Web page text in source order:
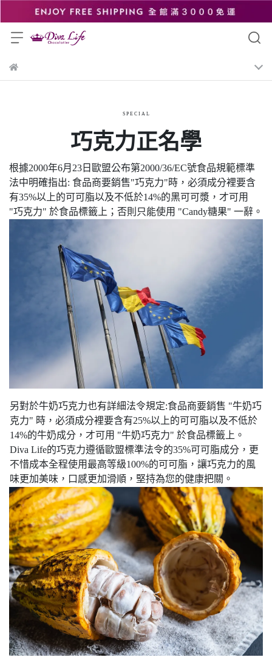
S P E C I A L
巧克力正名學
根據2000年6月23日歐盟公布第2000/36/EC號食品規範標準
法中明確指出: 食品商要銷售"巧克力"時，必須成分裡要含
有35%以上的可可脂以及不低於14%的黑可可漿，才可用
"巧克力" 於食品標籤上；否則只能使用 "Candy糖果" 一辭。
另對於牛奶巧克力也有詳細法令規定:食品商要銷售 "牛奶巧
克力" 時，必須成分裡要含有25%以上的可可脂以及不低於
14%的牛奶成分，才可用 "牛奶巧克力" 於食品標籤上。
Diva Life的巧克力遵循歐盟標準法令的35%可可脂成分，更
不惜成本全程使用最高等級100%的可可脂，讓巧克力的風
味更加美味，口感更加滑順，堅持為您的健康把關。